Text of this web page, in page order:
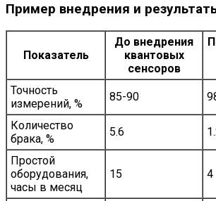
Пример внедрения и
Показатель
До внедрения
квантовых
сенсоров
Точность
измерений, %
85-90
Количество
брака, %
5.6
Простой
оборудования,
часы в месяц
15 4